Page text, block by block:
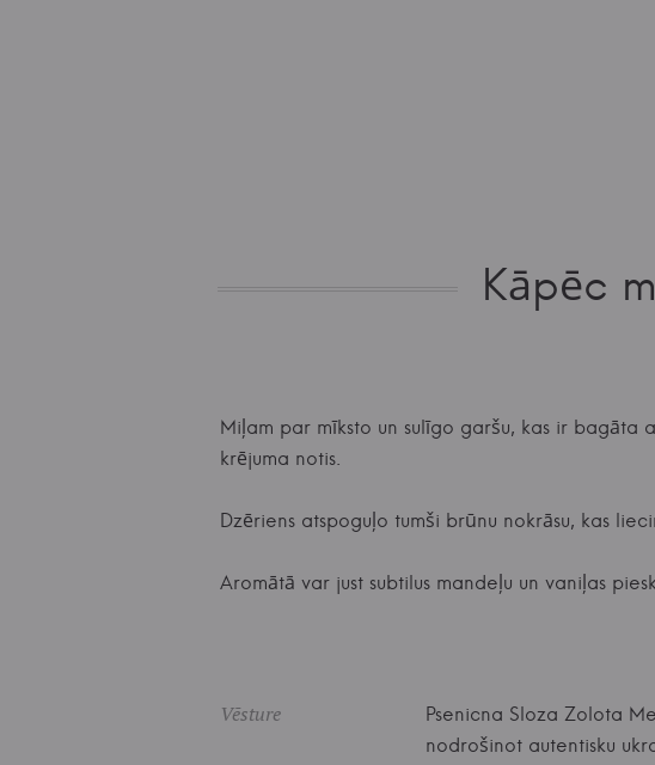
Kāpēc
Miļam par mīksto un sulīgo garšu, kas ir bagāta
krējuma notis.
Dzēriens atspoguļo tumši brūnu nokrāsu, kas
Aromātā var just subtilus mandeļu un vaniļas
Vēsture
Psenicna Sloza Zolota
nodrošinot autentisku